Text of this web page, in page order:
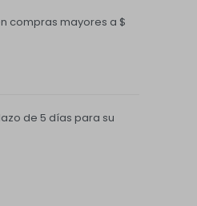
compras mayores a $
de 5 días para su